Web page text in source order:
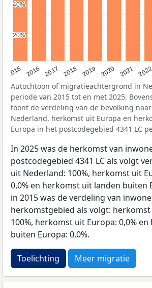
2015 2016 2017 2018 2019 2020 2021 2022
20%
20%
40%
40%
Autochtoon of migratieachtergrond in
periode van 2015 tot en met 2025:
toont de verdeling van de bevolking
Nederland, herkomst uit Europa en
Europa in het postcodegebied 4341 LC
In 2025 was de herkomst van
postcodegebied 4341 LC als volgt
uit Nederland: 100%, herkomst uit
0,0% en herkomst uit landen buiten
in 2015 was de verdeling van
herkomstgebied als volgt:
100%, herkomst uit Europa: 0,0%
buiten Europa: 0,0%.
Toelichting Meer migratie